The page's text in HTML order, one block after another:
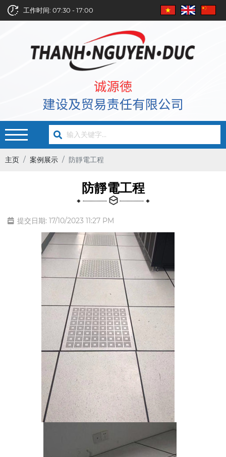
工作时间: 07:30 - 17:00
主页 案例展示 防靜電工程
防靜電工程
提交日期: 17/10/2023 11:27 PM